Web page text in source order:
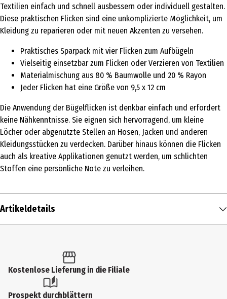
Textilien einfach und schnell ausbessern oder individuell gestalten.
Diese praktischen Flicken sind eine unkomplizierte Möglichkeit, um
Kleidung zu reparieren oder mit neuen Akzenten zu versehen.
Praktisches Sparpack mit vier Flicken zum Aufbügeln
Vielseitig einsetzbar zum Flicken oder Verzieren von Textilien
Materialmischung aus 80 % Baumwolle und 20 % Rayon
Jeder Flicken hat eine Größe von 9,5 x 12 cm
Die Anwendung der Bügelflicken ist denkbar einfach und erfordert
keine Nähkenntnisse. Sie eignen sich hervorragend, um kleine
Löcher oder abgenutzte Stellen an Hosen, Jacken und anderen
Kleidungsstücken zu verdecken. Darüber hinaus können die Flicken
auch als kreative Applikationen genutzt werden, um schlichten
Stoffen eine persönliche Note zu verleihen.
Artikeldetails
Produkttyp
Bügelmotive
Kostenlose Lieferung in die Filiale
Prospekt durchblättern